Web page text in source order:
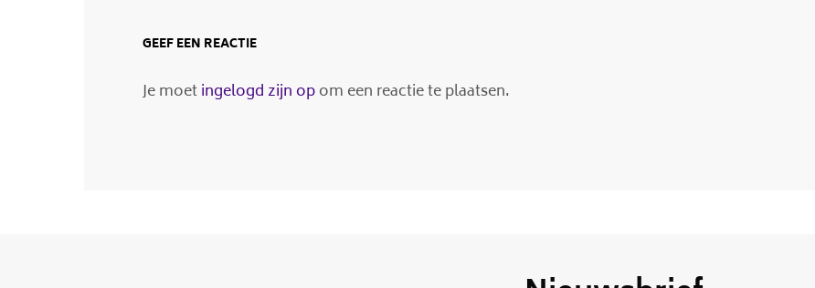
GEEF EEN REACTIE
Je moetingelogd zijn opom een reactie te plaatsen.